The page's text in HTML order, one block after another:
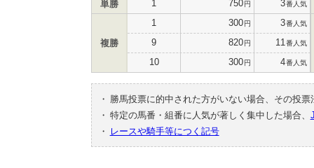
単勝 1 750円 3番人気
複勝
1 300円 3番人気
9 820円 11 番人気
10 300円 4番人気
・
勝馬投票に的中された方がいない場合、その投
・ 特定の馬番・組番に人気が著しく集中した場合、
・
レースや騎手等につく記号